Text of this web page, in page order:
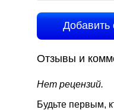
Добавить
Отзывы и
Нет рецензий.
Будьте первым,